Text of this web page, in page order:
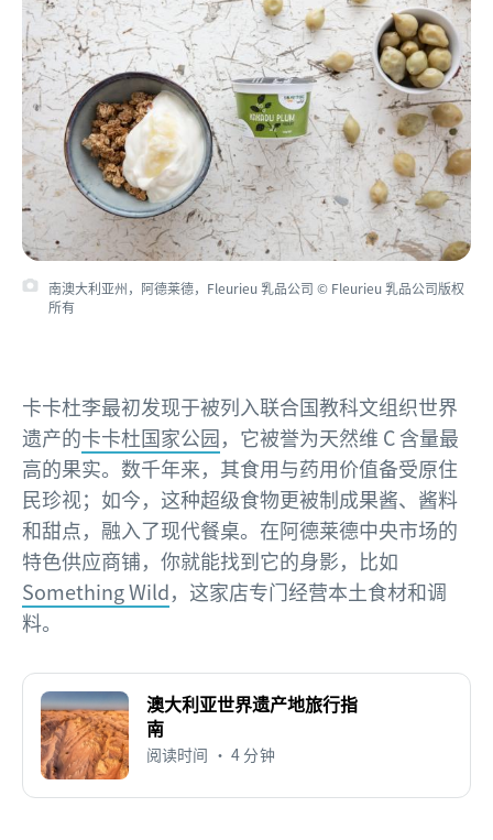
南澳大利亚州，阿德莱德，Fleurieu 乳品公司 © Fleurieu 乳品公司版权
所有
卡卡杜李最初发现于被列入联合国教科文组织世界
遗产的卡卡杜国家公园，它被誉为天然维 C 含量最
高的果实。数千年来，其食用与药用价值备受原住
民珍视；如今，这种超级食物更被制成果酱、酱料
和甜点，融入了现代餐桌。在阿德莱德中央市场的
特色供应商铺，你就能找到它的身影，比如
Something Wild，这家店专门经营本土食材和调
料。
澳大利亚世界遗产地旅行指
南
阅读时间 • 4 分钟